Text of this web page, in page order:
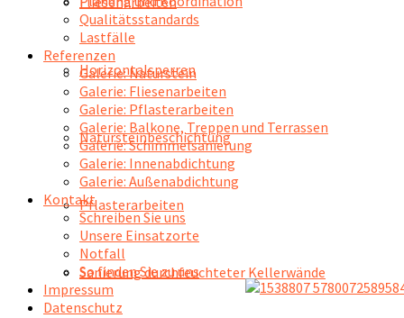
Horizontalsperren
Natursteinbeschichtung
Pflasterarbeiten
Sanierung durchfeuchteter Kellerwände
Qualitätsstandards
Lastfälle
Referenzen
Galerie: Naturstein
Galerie: Fliesenarbeiten
Galerie: Pflasterarbeiten
Galerie: Balkone, Treppen und Terrassen
Galerie: Schimmelsanierung
Galerie: Innenabdichtung
Galerie: Außenabdichtung
Kontakt
Schreiben Sie uns
Unsere Einsatzorte
Notfall
So finden Sie zu uns
Impressum
Datenschutz